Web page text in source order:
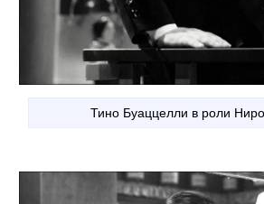
Тино Буаццелли в роли